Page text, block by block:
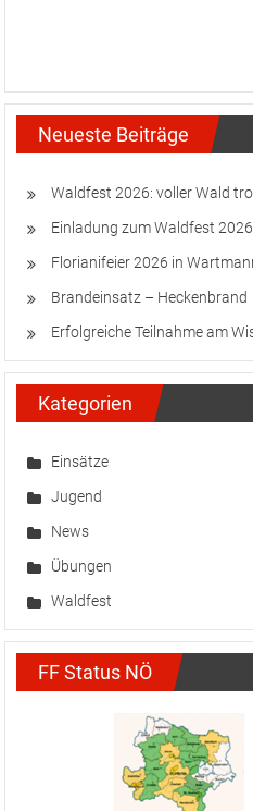
Neueste Beiträge
Waldfest 2026: voller Wald
Einladung zum Waldfest 2026
Florianifeier 2026 in
Brandeinsatz – Heckenbrand
Erfolgreiche Teilnahme am
Kategorien
Einsätze
Jugend
News
Übungen
Waldfest
FF Status NÖ